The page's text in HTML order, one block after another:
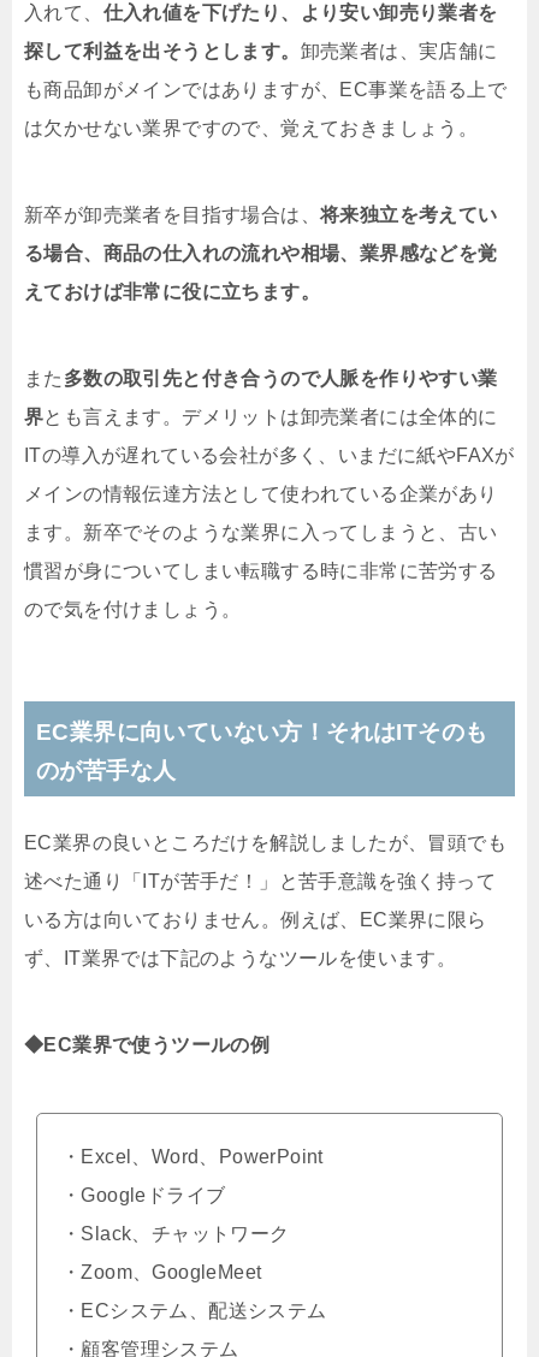
入れて、 仕入れ値を下げたり、より安い卸売り業者を
探して利益を出そうとします。 卸売業者は、実店舗に
も商品卸がメインではありますが、EC事業を語る上で
は欠かせない業界ですので、覚えておきましょう。
新卒が卸売業者を目指す場合は、将来独立を考えてい
る場合、商品の仕入れの流れや相場、業界感などを覚
えておけば非常に役に立ちます。
また 多数の取引先と付き合うので人脈を作りやすい業
界とも言えます。デメリットは卸売業者には全体的に
ITの導入が遅れている会社が多く、いまだに紙やFAXが
メインの情報伝達方法として使われている企業があり
ます。新卒でそのような業界に入ってしまうと、古い
慣習が身についてしまい転職する時に非常に苦労する
ので気を付けましょう。
EC業界に向いていない方！それはITそのも
のが苦手な人
EC業界の良いところだけを解説しましたが、冒頭でも
述べた通り「ITが苦手だ！」と苦手意識を強く持って
いる方は向いておりません。例えば、EC業界に限ら
ず、IT業界では下記のようなツールを使います。
◆EC業界で使うツールの例
・Excel、Word、PowerPoint
・Googleドライブ
・Slack、チャットワーク
・Zoom、GoogleMeet
・ECシステム、配送システム
・顧客管理システム